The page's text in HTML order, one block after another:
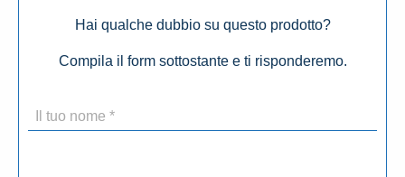
Hai qualche dubbio su questo prodotto?
Compila il form sottostante e ti risponderemo.